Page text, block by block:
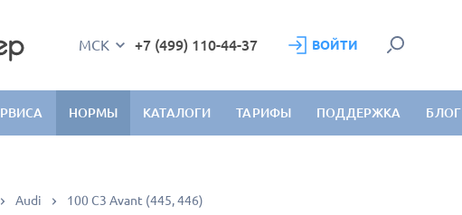
МСК +7 (499) 110-44-37 ВОЙТИ
НОРМЫ КАТАЛОГИ ТАРИФЫ ПОДДЕРЖКА БЛОГ
Audi 100 C3 Avant (445, 446)